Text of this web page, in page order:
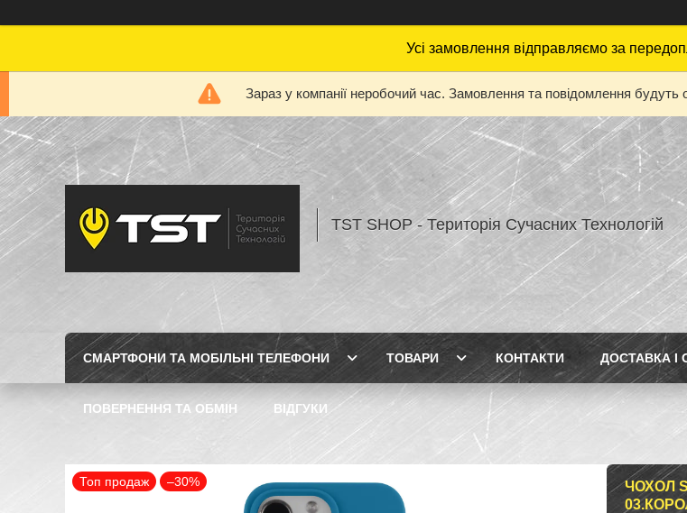
Усі замовлення відправляємо за
Зараз у компанії неробочий час. Замовлення та повідомлення будуть
TST SHOP - Територія Сучасних Технологій
СМАРТФОНИ ТА МОБІЛЬНІ ТЕЛЕФОНИ ТОВАРИ КОНТАКТИ ДОСТАВКА І
ПОВЕРНЕННЯ ТА ОБМІН ВІДГУКИ
Топ продаж –30%
ЧОХОЛ